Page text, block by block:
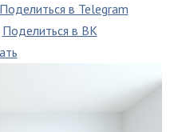
Поделиться в Telegram
Поделиться в ВК